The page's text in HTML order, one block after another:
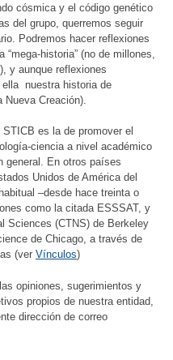
cósmica y el código genético
del grupo, querremos seguir
Podremos hacer reflexiones
historia” (no de millones,
y aunque reflexiones
nuestra historia de
Nueva Creación).
es la de promover el
ciencia a nivel académico
general. En otros países
Unidos de América del
–desde hace treinta o
como la citada ESSSAT, y
Sciences (CTNS) de Berkeley
de Chicago, a través de
(ver Vínculos)
opiniones, sugerimientos y
propios de nuestra entidad,
dirección de correo